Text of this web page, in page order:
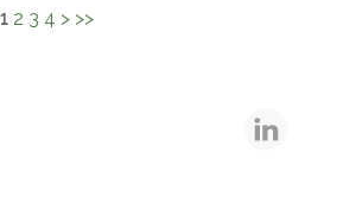
1 2 3 4 > >>